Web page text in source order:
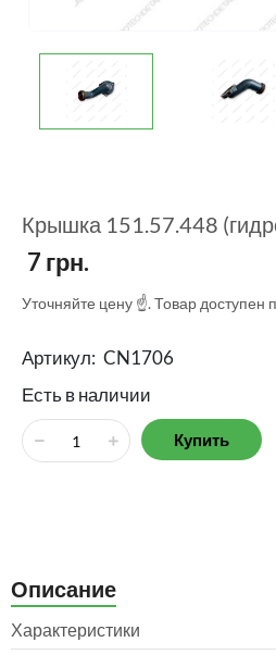
Крышка 151.57.448
7 грн.
Уточняйте цену ☝. Товар доступен
Артикул: CN1706
Есть в наличии
Купить
Описание
Характеристики